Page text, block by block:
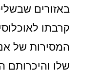
באזורים
קרבתו
המסירות של
שלו